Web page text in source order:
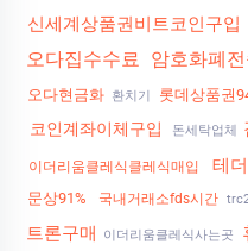
신세계상품권비트코인구입
오다집수수료 암호화폐
오다현금화 환치기 롯데상품권
코인계좌이체구입 돈세탁업체
이더리움클레식클레식매입 테
문상91% 국내거래소fds시간
트론구매 이더리움클레식사는곳